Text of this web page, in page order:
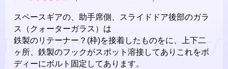
スペースギアの、助手席側、スライドドア後部のガラ
ス（クォーターガラス）は
鉄製のリテーナー？(枠)を接着したものをに、上下二
ヶ所、鉄製のフックがスポット溶接してありこれをボ
ディーにボルト固定してあります。